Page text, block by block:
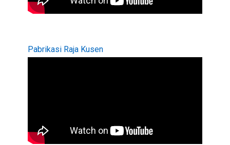
Pabrikasi Raja Kusen